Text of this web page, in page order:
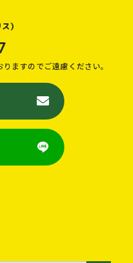
）
ますのでご遠慮ください。